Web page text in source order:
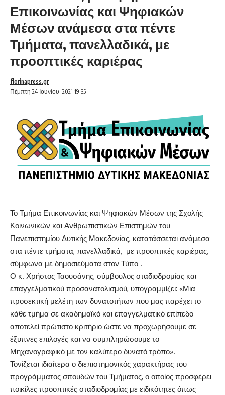
Επικοινωνίας και Ψηφιακών
Μέσων ανάμεσα στα πέντε
Τμήματα, πανελλαδικά, με
προοπτικές καριέρας
Πέμπτη 24 Ιουνίου, 2021 19:35
florinapress.gr
Το Τμήμα Επικοινωνίας και Ψηφιακών Μέσων της Σχολής
Κοινωνικών και Ανθρωπιστικών Επιστημών του
Πανεπιστημίου Δυτικής Μακεδονίας, κατατάσσεται ανάμεσα
στα πέντε τμήματα, πανελλαδικά, με προοπτικές καριέρας,
σύμφωνα με δημοσιεύματα στον Τύπο .
Ο κ. Χρήστος Ταουσάνης, σύμβουλος σταδιοδρομίας και
επαγγελματικού προσανατολισμού, υπογραμμίζει: «Μια
προσεκτική μελέτη των δυνατοτήτων που μας παρέχει το
κάθε τμήμα σε ακαδημαϊκό και επαγγελματικό επίπεδο
αποτελεί πρώτιστο κριτήριο ώστε να προχωρήσουμε σε
έξυπνες επιλογές και να συμπληρώσουμε το
Μηχανογραφικό με τον καλύτερο δυνατό τρόπο».
Τονίζεται ιδιαίτερα ο διεπιστημονικός χαρακτήρας του
προγράμματος σπουδών του Τμήματος, ο οποίος προσφέρει
ποικίλες προοπτικές σταδιοδρομίας με ειδικότητες όπως